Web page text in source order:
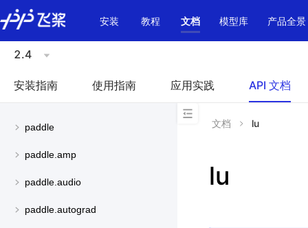
\u200E
安装
教程 文档 模型库 产品全景
2.4
安装指南 使用指南 应用实践 API 文档
paddle
paddle.amp
paddle.audio
paddle.autograd
文档 lu
lu